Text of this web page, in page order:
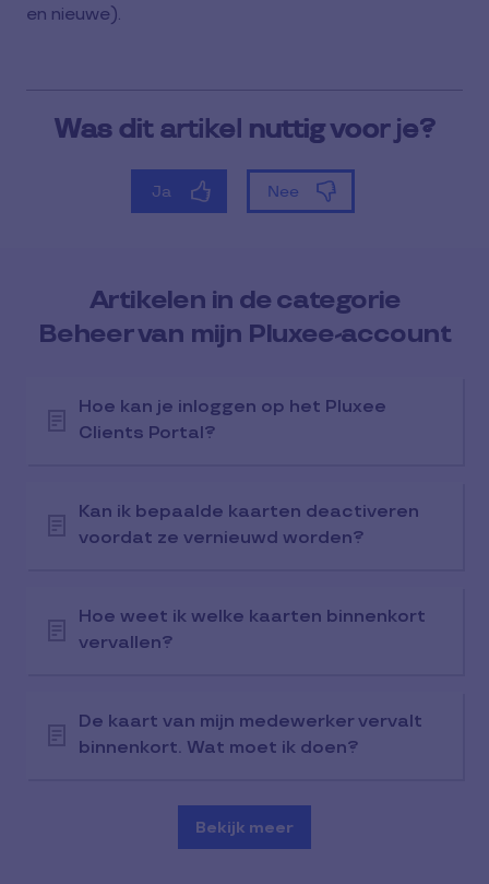
en nieuwe).
Artikelen in de categorie
Beheer van mijn Pluxee-account
Hoe kan je inloggen op het Pluxee
Clients Portal?
Kan ik bepaalde kaarten deactiveren
voordat ze vernieuwd worden?
Hoe weet ik welke kaarten binnenkort
vervallen?
De kaart van mijn medewerker vervalt
binnenkort. Wat moet ik doen?
Bekijk meer